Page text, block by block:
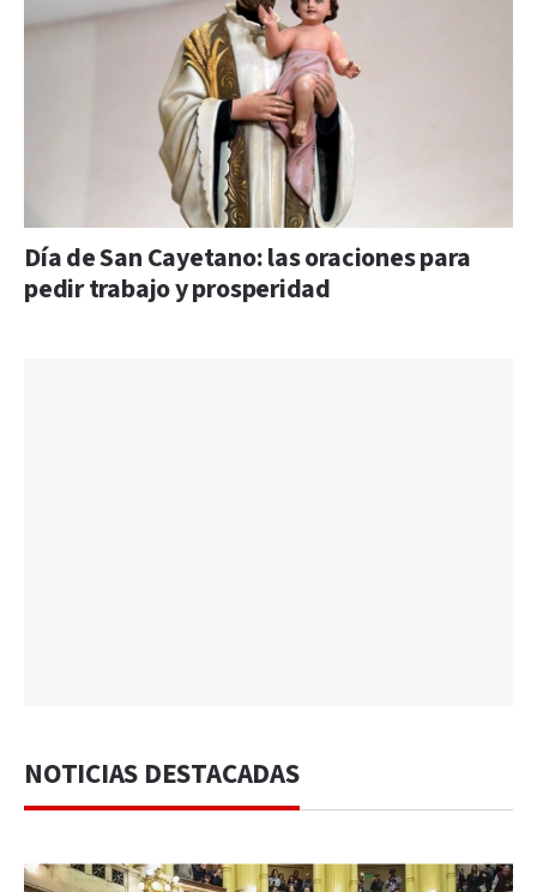
Día de San Cayetano: las oraciones para
pedir trabajo y prosperidad
NOTICIAS DESTACADAS